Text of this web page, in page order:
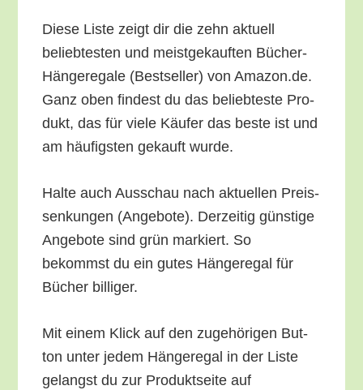
Die­se Lis­te zeigt dir die zehn aktu­ell
belieb­tes­ten und meist­ge­kauf­ten Bücher-
Hän­ge­re­ga­le (Best­sel­ler) von Amazon.de.
Ganz oben fin­dest du das belieb­tes­te Pro­
dukt, das für vie­le Käu­fer das bes­te ist und
am häu­figs­ten gekauft wurde.
Hal­te auch Aus­schau nach aktu­el­len Preis­
sen­kun­gen (Ange­bo­te). Der­zei­tig güns­ti­ge
Ange­bo­te sind grün mar­kiert. So
bekommst du ein gutes Hän­ge­re­gal für
Bücher billiger.
Mit einem Klick auf den zuge­hö­ri­gen But­
ton unter jedem Hän­ge­re­gal in der Lis­te
gelangst du zur Pro­dukt­sei­te auf